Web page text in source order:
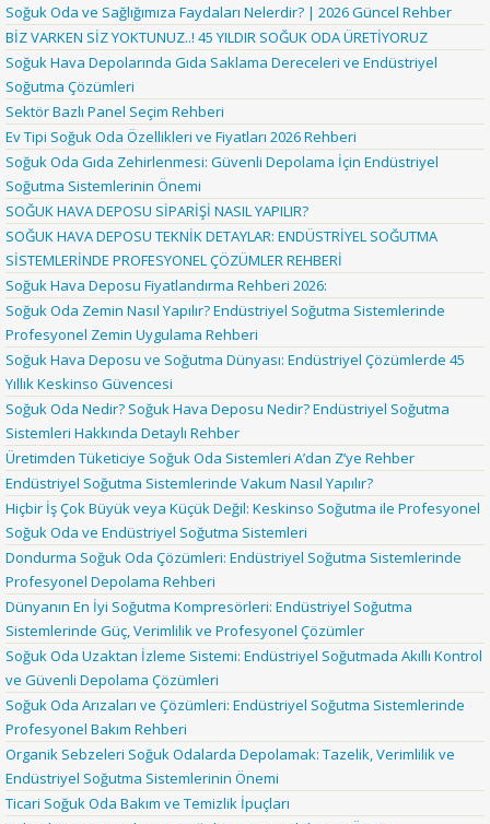
Soğuk Oda ve Sağlığımıza Faydaları Nelerdir? | 2026 Güncel Rehber
BİZ VARKEN SİZ YOKTUNUZ..! 45 YILDIR SOĞUK ODA ÜRETİYORUZ
Soğuk Hava Depolarında Gıda Saklama Dereceleri ve Endüstriyel
Soğutma Çözümleri
Sektör Bazlı Panel Seçim Rehberi
Ev Tipi Soğuk Oda Özellikleri ve Fiyatları 2026 Rehberi
Soğuk Oda Gıda Zehirlenmesi: Güvenli Depolama İçin Endüstriyel
Soğutma Sistemlerinin Önemi
SOĞUK HAVA DEPOSU SİPARİŞİ NASIL YAPILIR?
SOĞUK HAVA DEPOSU TEKNİK DETAYLAR: ENDÜSTRİYEL SOĞUTMA
SİSTEMLERİNDE PROFESYONEL ÇÖZÜMLER REHBERİ
Soğuk Hava Deposu Fiyatlandırma Rehberi 2026:
Soğuk Oda Zemin Nasıl Yapılır? Endüstriyel Soğutma Sistemlerinde
Profesyonel Zemin Uygulama Rehberi
Soğuk Hava Deposu ve Soğutma Dünyası: Endüstriyel Çözümlerde 45
Yıllık Keskinso Güvencesi
Soğuk Oda Nedir? Soğuk Hava Deposu Nedir? Endüstriyel Soğutma
Sistemleri Hakkında Detaylı Rehber
Üretimden Tüketiciye Soğuk Oda Sistemleri A’dan Z’ye Rehber
Endüstriyel Soğutma Sistemlerinde Vakum Nasıl Yapılır?
Hiçbir İş Çok Büyük veya Küçük Değil: Keskinso Soğutma ile Profesyonel
Soğuk Oda ve Endüstriyel Soğutma Sistemleri
Dondurma Soğuk Oda Çözümleri: Endüstriyel Soğutma Sistemlerinde
Profesyonel Depolama Rehberi
Dünyanın En İyi Soğutma Kompresörleri: Endüstriyel Soğutma
Sistemlerinde Güç, Verimlilik ve Profesyonel Çözümler
Soğuk Oda Uzaktan İzleme Sistemi: Endüstriyel Soğutmada Akıllı Kontrol
ve Güvenli Depolama Çözümleri
Soğuk Oda Arızaları ve Çözümleri: Endüstriyel Soğutma Sistemlerinde
Profesyonel Bakım Rehberi
Organik Sebzeleri Soğuk Odalarda Depolamak: Tazelik, Verimlilik ve
Endüstriyel Soğutma Sistemlerinin Önemi
Ticari Soğuk Oda Bakım ve Temizlik İpuçları